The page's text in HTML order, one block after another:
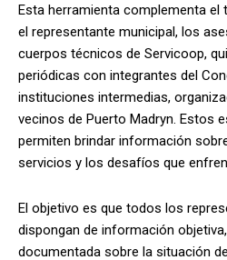
Esta herramienta complementa el
el representante municipal, los
cuerpos técnicos de Servicoop,
periódicas con integrantes del
instituciones intermedias,
vecinos de Puerto Madryn. Estos
permiten brindar información
servicios y los desafíos que
El objetivo es que todos los
dispongan de información
documentada sobre la situación